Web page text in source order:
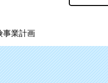
事業計画